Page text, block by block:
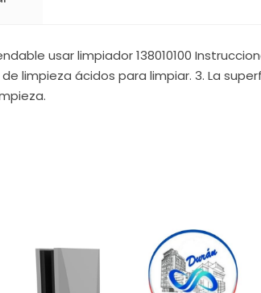
usar limpiador 138010100
limpieza ácidos para limpiar. 3. La